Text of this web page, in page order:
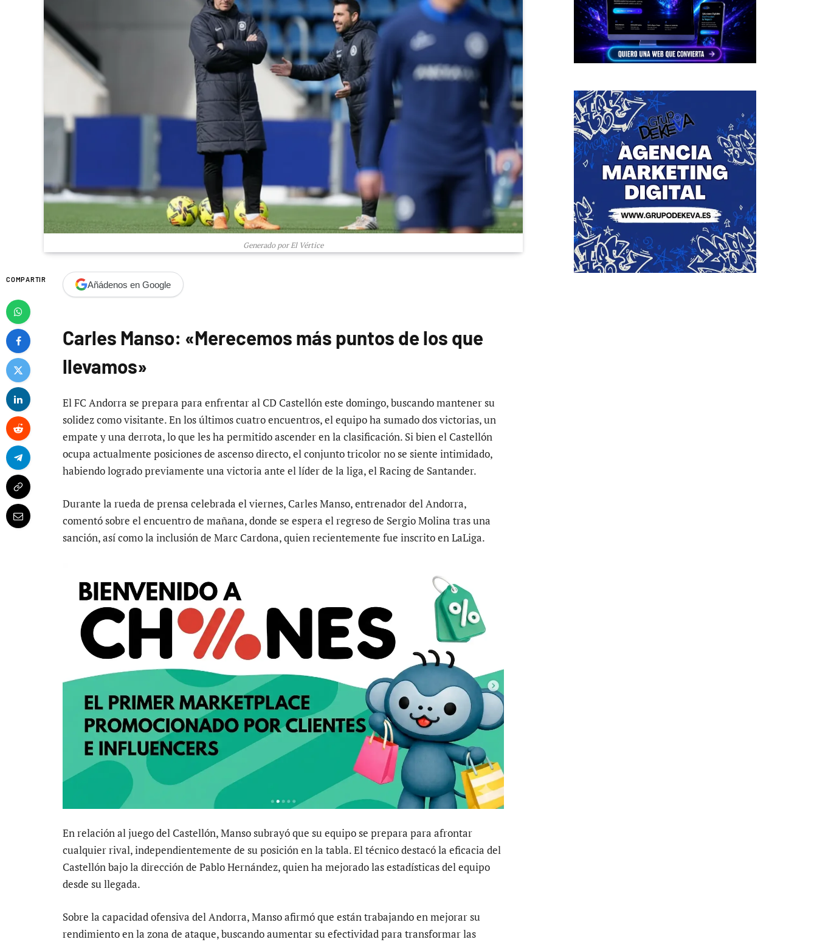
Generado por El Vértice
COMPARTIR Añádenos en Google
Carles Manso: «Merecemos más puntos de los que
llevamos»
El FC Andorra se prepara para enfrentar al CD Castellón este domingo, buscando mantener su
solidez como visitante. En los últimos cuatro encuentros, el equipo ha sumado dos victorias, un
empate y una derrota, lo que les ha permitido ascender en la clasificación. Si bien el Castellón
ocupa actualmente posiciones de ascenso directo, el conjunto tricolor no se siente intimidado,
habiendo logrado previamente una victoria ante el líder de la liga, el Racing de Santander.
Durante la rueda de prensa celebrada el viernes, Carles Manso, entrenador del Andorra,
comentó sobre el encuentro de mañana, donde se espera el regreso de Sergio Molina tras una
sanción, así como la inclusión de Marc Cardona, quien recientemente fue inscrito en LaLiga.
En relación al juego del Castellón, Manso subrayó que su equipo se prepara para afrontar
cualquier rival, independientemente de su posición en la tabla. El técnico destacó la eficacia del
Castellón bajo la dirección de Pablo Hernández, quien ha mejorado las estadísticas del equipo
desde su llegada.
Sobre la capacidad ofensiva del Andorra, Manso afirmó que están trabajando en mejorar su
rendimiento en la zona de ataque, buscando aumentar su efectividad para transformar las